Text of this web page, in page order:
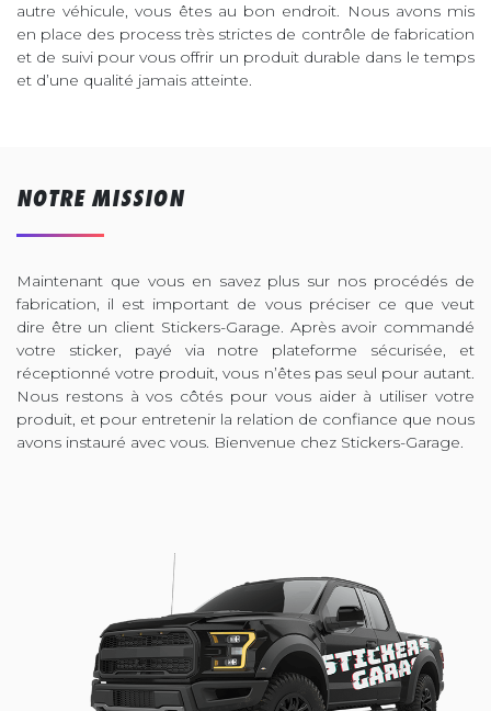
autre véhicule, vous êtes au bon endroit. Nous avons mis
en place des process très strictes de contrôle de fabrication
et de suivi pour vous offrir un produit durable dans le temps
et d’une qualité jamais atteinte.
NOTRE MISSION
Maintenant que vous en savez plus sur nos procédés de
fabrication, il est important de vous préciser ce que veut
dire être un client Stickers-Garage. Après avoir commandé
votre sticker, payé via notre plateforme sécurisée, et
réceptionné votre produit, vous n’êtes pas seul pour autant.
Nous restons à vos côtés pour vous aider à utiliser votre
produit, et pour entretenir la relation de confiance que nous
avons instauré avec vous. Bienvenue chez Stickers-Garage.